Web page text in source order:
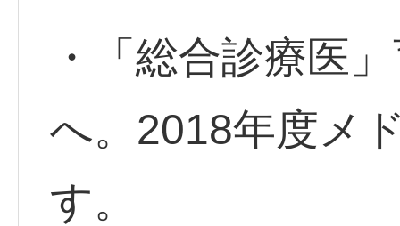
・「総合診療医
へ。2018年度メ
す。